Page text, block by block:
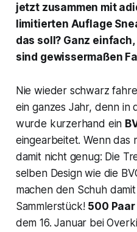
jetzt zusammen mit
limitierten Auflage
das soll? Ganz
sind gewissermaßen
Nie wieder schwarz
ein ganzes Jahr, denn in
wurde kurzerhand ein
eingearbeitet. Wenn das
damit nicht genug: Die
selben Design wie die
machen den Schuh
Sammlerstück! 500 Paar
dem 16. Januar bei